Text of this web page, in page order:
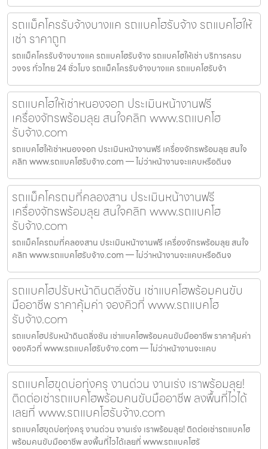
รถแม็คโครรับจ้างบางแค รถแบคโฮรับจ้าง รถแบคโฮให้
เช่า ราคาถูก
รถแม็คโครรับจ้างบางแค รถแบคโฮรับจ้าง รถแบคโฮให้เช่า บริการครบ
วงจร ทั่วไทย 24 ชั่วโมง รถแม็คโครรับจ้างบางแค รถแบคโฮรับจ้า
รถแบคโฮให้เช่าหนองจอก ประเมินหน้างานฟรี
เครื่องจักรพร้อมลุย สนใจคลิก www.รถแบคโฮ
รับจ้าง.com
รถแบคโฮให้เช่าหนองจอก ประเมินหน้างานฟรี เครื่องจักรพร้อมลุย สนใจ
คลิก www.รถแบคโฮรับจ้าง.com — ไม่ว่าหน้างานจะแคบหรือดินจ
รถแม็คโครถมที่คลองสาน ประเมินหน้างานฟรี
เครื่องจักรพร้อมลุย สนใจคลิก www.รถแบคโฮ
รับจ้าง.com
รถแม็คโครถมที่คลองสาน ประเมินหน้างานฟรี เครื่องจักรพร้อมลุย สนใจ
คลิก www.รถแบคโฮรับจ้าง.com — ไม่ว่าหน้างานจะแคบหรือดินจ
รถแบคโฮปรับหน้าดินตลิ่งชัน เช่าแบคโฮพร้อมคนขับ
มืออาชีพ ราคาคุ้มค่า จองคิวที่ www.รถแบคโฮ
รับจ้าง.com
รถแบคโฮปรับหน้าดินตลิ่งชัน เช่าแบคโฮพร้อมคนขับมืออาชีพ ราคาคุ้มค่า
จองคิวที่ www.รถแบคโฮรับจ้าง.com — ไม่ว่าหน้างานจะแคบ
รถแบคโฮขุดบ่อทุ่งครุ งานด่วน งานเร่ง เราพร้อมลุย!
ติดต่อเช่ารถแบคโฮพร้อมคนขับมืออาชีพ ลงพื้นที่ไวได้
เลยที่ www.รถแบคโฮรับจ้าง.com
รถแบคโฮขุดบ่อทุ่งครุ งานด่วน งานเร่ง เราพร้อมลุย! ติดต่อเช่ารถแบคโฮ
พร้อมคนขับมืออาชีพ ลงพื้นที่ไวได้เลยที่ www.รถแบคโฮรั